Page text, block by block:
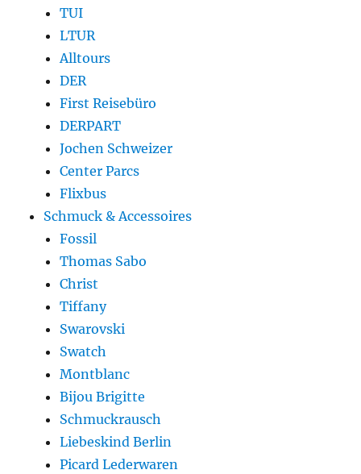
TUI
LTUR
Alltours
DER
First Reisebüro
DERPART
Jochen Schweizer
Center Parcs
Flixbus
Schmuck & Accessoires
Fossil
Thomas Sabo
Christ
Tiffany
Swarovski
Swatch
Montblanc
Bijou Brigitte
Schmuckrausch
Liebeskind Berlin
Picard Lederwaren